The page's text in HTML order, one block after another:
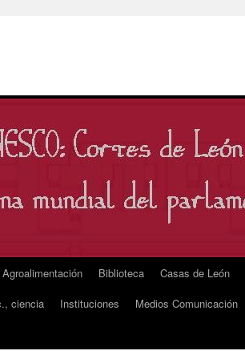
Agroalimentación Biblioteca Casas de León
ciencia Instituciones Medios Comunicación